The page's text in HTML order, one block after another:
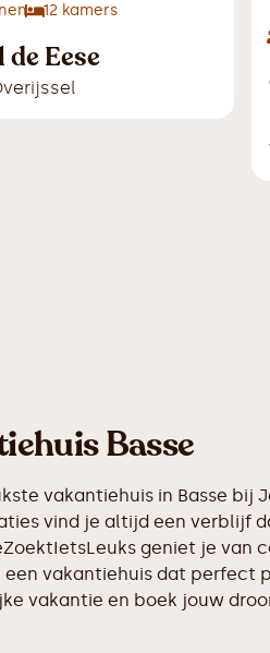
12 kamers
Eese
Basse
vakantiehuis in Basse bij
vind je altijd een verblijf
geniet je van
een vakantiehuis dat perfect
vakantie en boek jouw